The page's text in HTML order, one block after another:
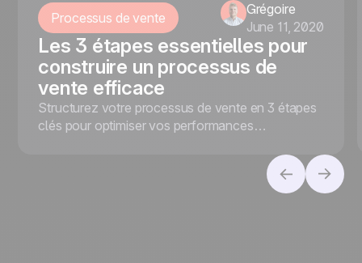
Processus de vente
Grégoire
June 11, 2020
Les 3 étapes essentielles pour
construire un processus de
vente efficace
Structurez votre processus de vente en 3 étapes
clés pour optimiser vos performances